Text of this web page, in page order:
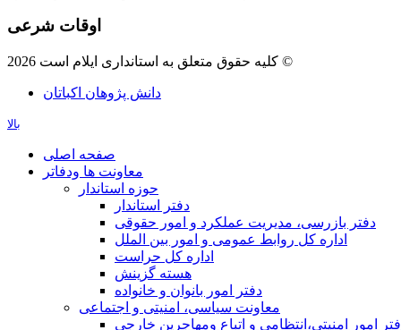
اوقات شرعی
کلیه حقوق متعلق به استانداری ایلام است 2026 ©
دانش پژوهان اکباتان
بالا
صفحه اصلی
معاونت ها ودفاتر
حوزه استاندار
دفتر استاندار
دفتر بازرسی، مدیریت عملکرد و امور حقوقی
اداره کل روابط عمومی و امور بین الملل
اداره کل حراست
هسته گزینش
دفتر امور بانوان و خانواده
معاونت سیاسی، امنیتی و اجتماعی
امور امنيتی،انتظامی و اتباع ومهاجرین خارجی